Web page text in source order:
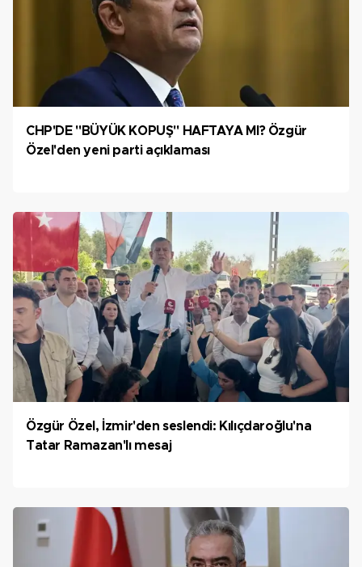
CHP'DE "BÜYÜK KOPUŞ" HAFTAYA MI? Özgür
Özel'den yeni parti açıklaması
Özgür Özel, İzmir'den seslendi: Kılıçdaroğlu'na
Tatar Ramazan'lı mesaj